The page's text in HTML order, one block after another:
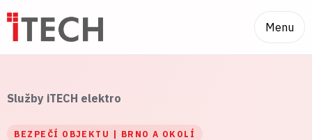
Menu
Služby iTECH elektro
BEZPEČÍ OBJEKTU | BRNO A OKOLÍ